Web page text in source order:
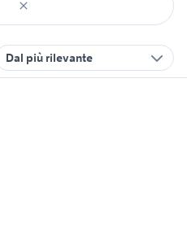
Dal più rilevante